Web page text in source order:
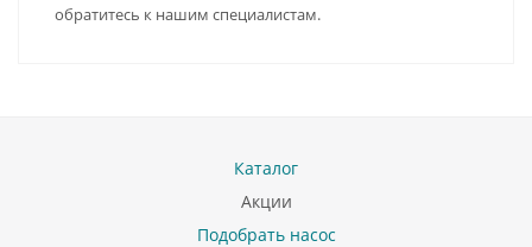
обратитесь к нашим специалистам.
Каталог
Акции
Подобрать насос